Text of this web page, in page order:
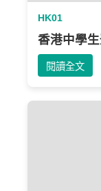
HK01
香港中學
閱讀全文